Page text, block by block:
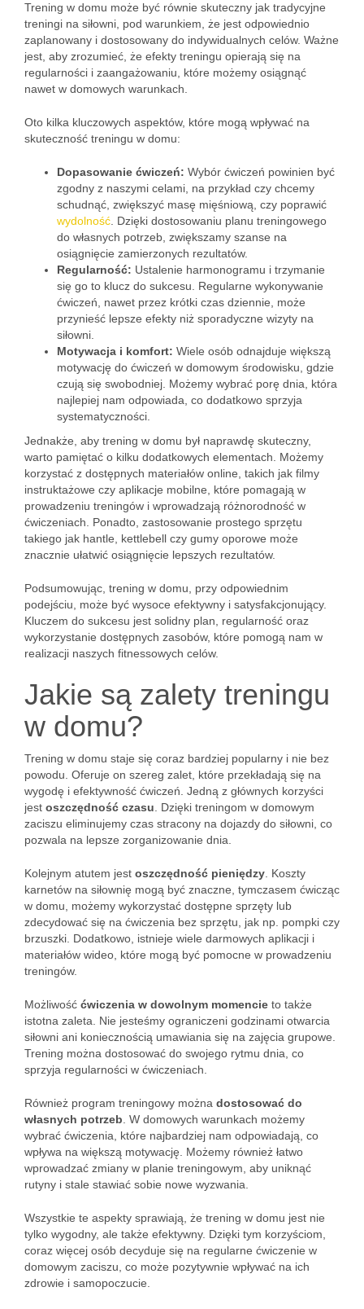
Trening w domu może być równie skuteczny jak tradycyjne
treningi na siłowni, pod warunkiem, że jest odpowiednio
zaplanowany i dostosowany do indywidualnych celów. Ważne
jest, aby zrozumieć, że efekty treningu opierają się na
regularności i zaangażowaniu, które możemy osiągnąć
nawet w domowych warunkach.
Oto kilka kluczowych aspektów, które mogą wpływać na
skuteczność treningu w domu:
Dopasowanie ćwiczeń: Wybór ćwiczeń powinien być
zgodny z naszymi celami, na przykład czy chcemy
schudnąć, zwiększyć masę mięśniową, czy poprawić
wydolność . Dzięki dostosowaniu planu treningowego
do własnych potrzeb, zwiększamy szanse na
osiągnięcie zamierzonych rezultatów.
Regularność: Ustalenie harmonogramu i trzymanie
się go to klucz do sukcesu. Regularne wykonywanie
ćwiczeń, nawet przez krótki czas dziennie, może
przynieść lepsze efekty niż sporadyczne wizyty na
siłowni.
Motywacja i komfort: Wiele osób odnajduje większą
motywację do ćwiczeń w domowym środowisku, gdzie
czują się swobodniej. Możemy wybrać porę dnia, która
najlepiej nam odpowiada, co dodatkowo sprzyja
systematyczności.
Jednakże, aby trening w domu był naprawdę skuteczny,
warto pamiętać o kilku dodatkowych elementach. Możemy
korzystać z dostępnych materiałów online, takich jak filmy
instruktażowe czy aplikacje mobilne, które pomagają w
prowadzeniu treningów i wprowadzają różnorodność w
ćwiczeniach. Ponadto, zastosowanie prostego sprzętu
takiego jak hantle, kettlebell czy gumy oporowe może
znacznie ułatwić osiągnięcie lepszych rezultatów.
Podsumowując, trening w domu, przy odpowiednim
podejściu, może być wysoce efektywny i satysfakcjonujący.
Kluczem do sukcesu jest solidny plan, regularność oraz
wykorzystanie dostępnych zasobów, które pomogą nam w
realizacji naszych fitnessowych celów.
Jakie są zalety treningu
w domu?
Trening w domu staje się coraz bardziej popularny i nie bez
powodu. Oferuje on szereg zalet, które przekładają się na
wygodę i efektywność ćwiczeń. Jedną z głównych korzyści
jest oszczędność czasu . Dzięki treningom w domowym
zaciszu eliminujemy czas stracony na dojazdy do siłowni, co
pozwala na lepsze zorganizowanie dnia.
Kolejnym atutem jest oszczędność pieniędzy . Koszty
karnetów na siłownię mogą być znaczne, tymczasem ćwicząc
w domu, możemy wykorzystać dostępne sprzęty lub
zdecydować się na ćwiczenia bez sprzętu, jak np. pompki czy
brzuszki. Dodatkowo, istnieje wiele darmowych aplikacji i
materiałów wideo, które mogą być pomocne w prowadzeniu
treningów.
Możliwość ćwiczenia w dowolnym momencie to także
istotna zaleta. Nie jesteśmy ograniczeni godzinami otwarcia
siłowni ani koniecznością umawiania się na zajęcia grupowe.
Trening można dostosować do swojego rytmu dnia, co
sprzyja regularności w ćwiczeniach.
Również program treningowy można dostosować do
własnych potrzeb . W domowych warunkach możemy
wybrać ćwiczenia, które najbardziej nam odpowiadają, co
wpływa na większą motywację. Możemy również łatwo
wprowadzać zmiany w planie treningowym, aby uniknąć
rutyny i stale stawiać sobie nowe wyzwania.
Wszystkie te aspekty sprawiają, że trening w domu jest nie
tylko wygodny, ale także efektywny. Dzięki tym korzyściom,
coraz więcej osób decyduje się na regularne ćwiczenie w
domowym zaciszu, co może pozytywnie wpływać na ich
zdrowie i samopoczucie.